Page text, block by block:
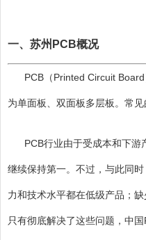
一、苏州PCB概况
PCB（Printed Circuit
为单面板、双面板多层板。常
PCB行业由于受成本和下
继续保持第一。不过，与此同
力和技术水平都在低级产品；
只有彻底解决了这些问题，中